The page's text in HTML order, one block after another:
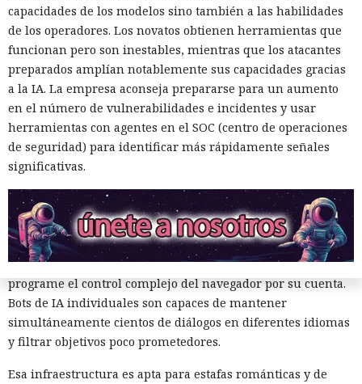
El equipo de investigación de la compañía compró un kit
listo de una granja telefónica y desmontó sus partes de
hardware y software. Bastidores con placas económicas de
smartphones se venden en los mercados en línea
habituales, los programas de gestión están disponibles
públicamente y los teléfonos en la nube se pueden alquilar
por suscripción. Los proveedores ofrecen tarifas,
documentación y soporte, como los servicios SaaS
habituales.
El acelerador clave fue la IA. En el sistema analizado no
controlaba toda la granja de forma autónoma, sino que
ayudaba a redactar y verificar guiones de automatización en
lenguaje natural. Ya no es necesario que el operador
programe el control complejo del navegador por su cuenta.
Bots de IA individuales son capaces de mantener
simultáneamente cientos de diálogos en diferentes idiomas
y filtrar objetivos poco prometedores.
Esa infraestructura es apta para estafas románticas y de
capacidades de los modelos sino también a las habilidades
de los operadores. Los novatos obtienen herramientas que
funcionan pero son inestables, mientras que los atacantes
preparados amplían notablemente sus capacidades gracias
a la IA. La empresa aconseja prepararse para un aumento
en el número de vulnerabilidades e incidentes y usar
herramientas con agentes en el SOC (centro de operaciones
de seguridad) para identificar más rápidamente señales
significativas.